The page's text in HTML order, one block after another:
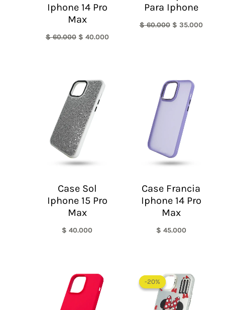
Iphone 14 Pro
Max
$60.000 $ 40.000
Para Iphone
$60.000 $ 35.000
Case Sol
Iphone 15 Pro
Max
$ 40.000
Case Francia
Iphone 14 Pro
Max
$ 45.000
-20%
-20%
precio
original
era:
$ 60.000.